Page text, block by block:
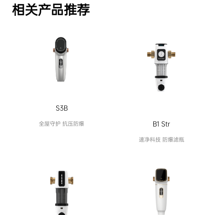
相关产品推荐
S3B
全屋守护 抗压防爆 B1 Str
速净科技 防爆滤瓶